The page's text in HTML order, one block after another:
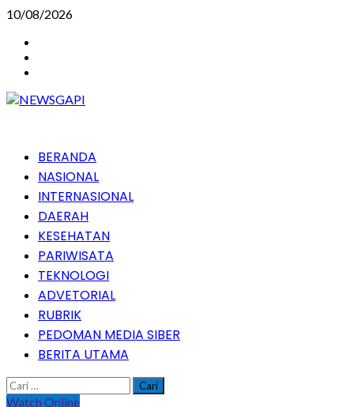
Skip
content
10/08/2026
PrimaryBERANDA
NASIONAL
INTERNASIONAL
DAERAH
KESEHATAN
PARIWISATA
TEKNOLOGI
ADVETORIAL
RUBRIK
PEDOMAN MEDIA SIBER
BERITA UTAMA
Cari
untuk:
Watch Online